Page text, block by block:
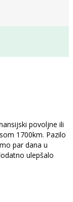
povoljne ili
1700km. Pazilo
par dana u
ulepšalo